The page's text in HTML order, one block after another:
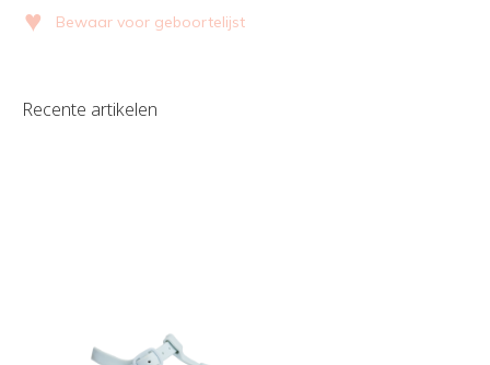
♥ Bewaar voor geboortelijst
Recente artikelen